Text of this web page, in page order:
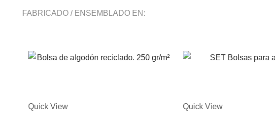
FABRICADO / ENSEMBLADO EN:
Quick View Quick View